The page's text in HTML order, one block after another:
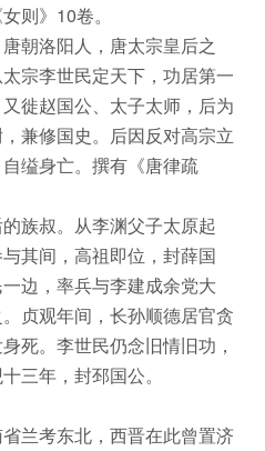
则》10卷。
朝洛阳人，唐太宗皇后之
宗李世民定天下，功居第一
徙赵国公、太子太师，后为
兼修国史。后因反对高宗立
缢身亡。撰有《唐律疏
族叔。从李渊父子太原起
其间，高祖即位，封薛国
边，率兵与李建成余党大
贞观年间，长孙顺德居官贪
死。李世民仍念旧情旧功，
三年，封邳国公。
兰考东北，西晋在此曾置济